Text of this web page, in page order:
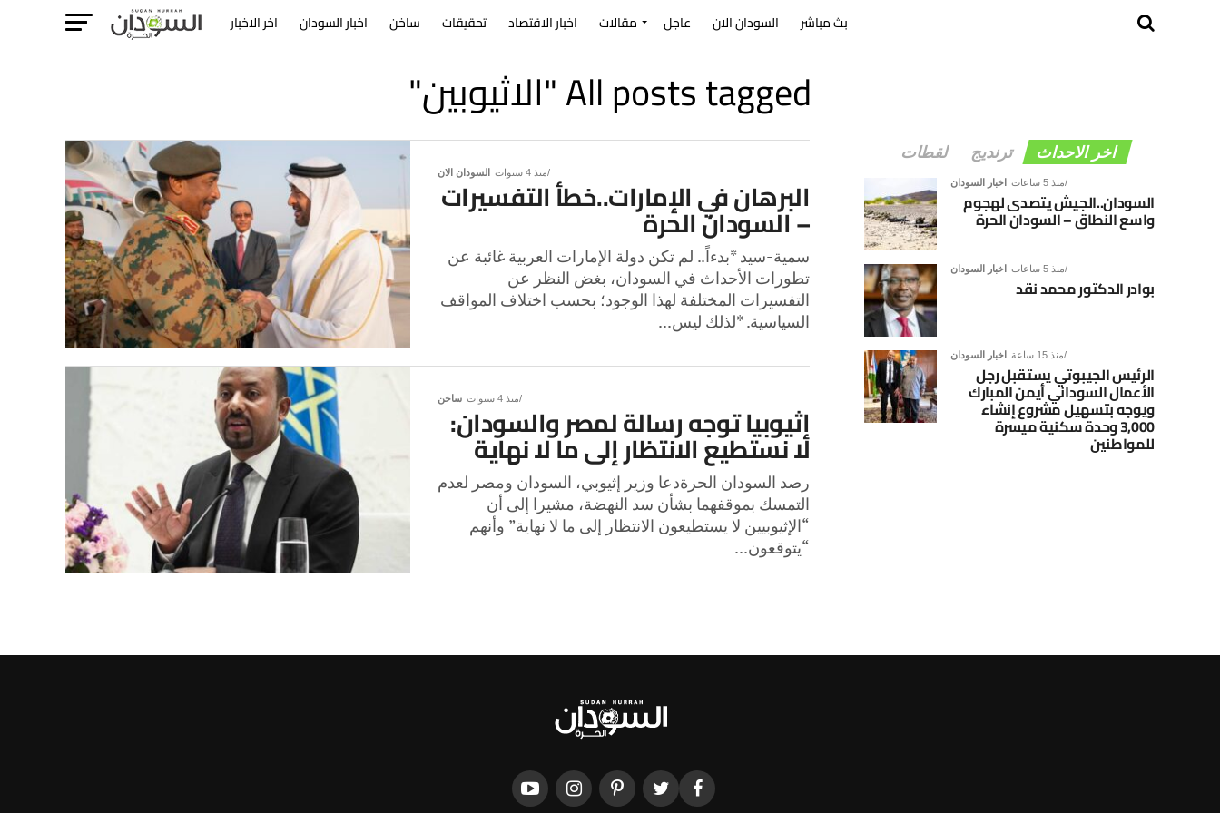
بث مباشر السودان الان عاجل مقالات اخبار الاقتصاد تحقيقات ساخن اخبار السودان اخر الاخبار
All posts tagged "الاثيوبين"
السودان الان منذ 4 سنوات
البرهان في الإمارات..خطأ التفسيرات
– السودان الحرة
سمية-سيد *بدءاً.. لم تكن دولة الإمارات العربية غائبة عن
تطورات الأحداث في السودان، بغض النظر عن
التفسيرات المختلفة لهذا الوجود؛ بحسب اختلاف المواقف
السياسية. *لذلك ليس...
ساخن منذ 4 سنوات
إثيوبيا توجه رسالة لمصر والسودان:
لا نستطيع الانتظار إلى ما لا نهاية
رصد السودان الحرةدعا وزير إثيوبي، السودان ومصر لعدم
التمسك بموقفهما بشأن سد النهضة، مشيرا إلى أن
“الإثيوبيين لا يستطيعون الانتظار إلى ما لا نهاية” وأنهم
“يتوقعون...
اخر الاحداث ترنديج لقطات
اخبار السودان منذ 5 ساعات
السودان..الجيش يتصدى لهجوم
واسع النطاق – السودان الحرة
اخبار السودان منذ 5 ساعات
بوادر الدكتور محمد نقد
اخبار السودان منذ 15 ساعة
الرئيس الجيبوتي يستقبل رجل
الأعمال السوداني أيمن المبارك
ويوجه بتسهيل مشروع إنشاء
3,000 وحدة سكنية ميسرة
للمواطنين